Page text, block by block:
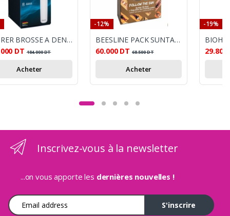
BEURER BROSSE A DENTS ELECTRIQUE TB30
DT 184.000DT
Acheter
-12%
BEESLINE PACK SUNTAN OIL GOLD 200ML+ AFTER SUN 200ML OFFERT
60.000 DT 68.500DT
Acheter
-19%
29.800
Inscrivez-vous à la newsletter
...on vous apporte les dernières nouvelles !
Adresse e-mail
S'inscrire